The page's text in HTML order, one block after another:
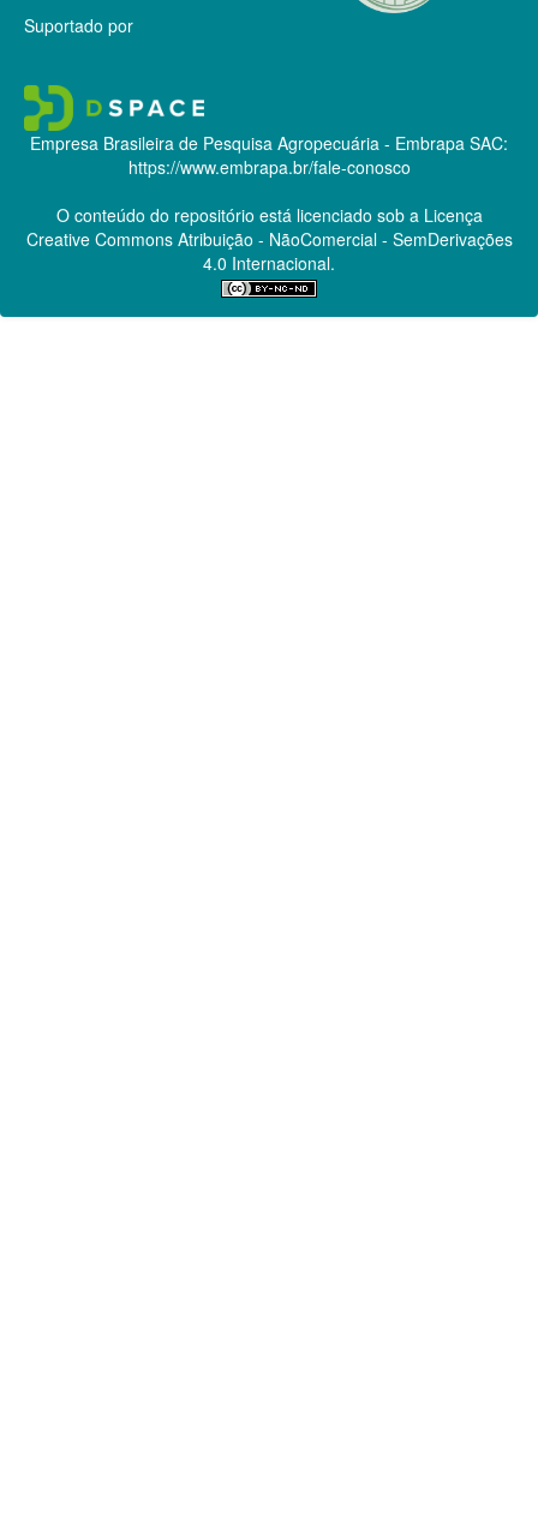
Suportado por
Empresa Brasileira de Pesquisa Agropecuária - Embrapa SAC:
https://www.embrapa.br/fale-conosco
O conteúdo do repositório está licenciado sob a Licença
Creative CommonsAtribuição - NãoComercial - SemDerivações
4.0 Internacional.